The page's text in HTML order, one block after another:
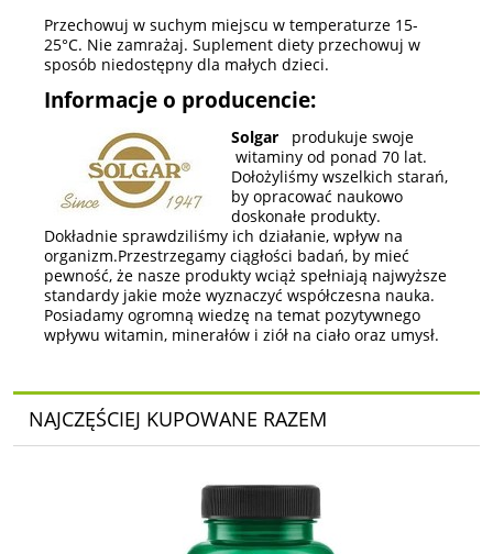
Przechowuj w suchym miejscu w temperaturze 15-
25°C. Nie zamrażaj. Suplement diety przechowuj w
sposób niedostępny dla małych dzieci.
Informacje o producencie:
Solgar
produkuje swoje
witaminy od ponad 70 lat.
Dołożyliśmy wszelkich starań,
by opracować naukowo
doskonałe produkty.
Dokładnie sprawdziliśmy ich działanie, wpływ na
organizm.Przestrzegamy ciągłości badań, by mieć
pewność, że nasze produkty wciąż spełniają najwyższe
standardy jakie może wyznaczyć współczesna nauka.
Posiadamy ogromną wiedzę na temat pozytywnego
wpływu witamin, minerałów i ziół na ciało oraz umysł.
NAJCZĘŚCIEJ KUPOWANE RAZEM